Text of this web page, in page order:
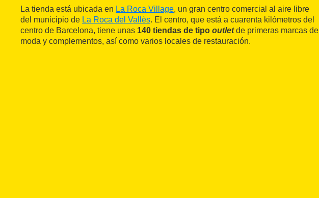
La tienda está ubicada en La Roca Village, un gran centro comercial al aire libre
del municipio de La Roca del Vallès. El centro, que está a cuarenta kilómetros del
centro de Barcelona, tiene unas 140 tiendas de tipo outletde primeras marcas de
moda y complementos, así como varios locales de restauración.